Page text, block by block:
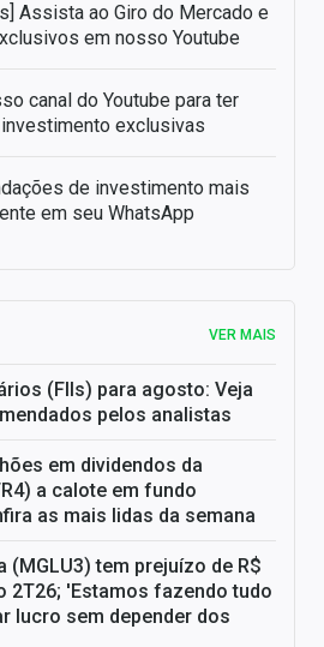
Assista ao Giro do Mercado e
em nosso Youtube
canal do Youtube para ter
exclusivas
de investimento mais
em seu WhatsApp
VER MAIS
(FIIs) para agosto: Veja
pelos analistas
em dividendos da
a calote em fundo
as mais lidas da semana
(MGLU3) tem prejuízo de R$
2T26; 'Estamos fazendo tudo
lucro sem depender dos